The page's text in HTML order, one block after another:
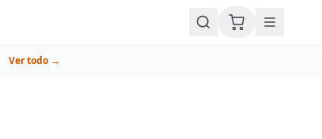
Ver todo →